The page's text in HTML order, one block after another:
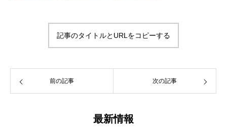
記事のタイトルとURLをコピーする
前の記事 次の記事
最新情報